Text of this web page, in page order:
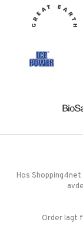
Hos
Order lagt